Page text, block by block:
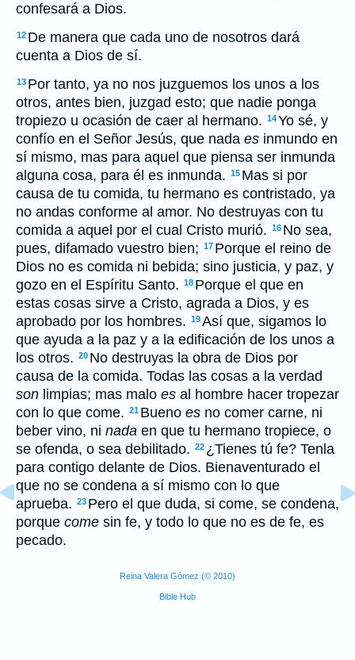
confesará a Dios.
12 De manera que cada uno de nosotros dará
cuenta a Dios de sí.
13 Por tanto, ya no nos juzguemos los unos a los
otros, antes bien, juzgad esto; que nadie ponga
tropiezo u ocasión de caer al hermano. 14Yo sé, y
confío en el Señor Jesús, que nada es inmundo en
sí mismo, mas para aquel que piensa ser inmunda
alguna cosa, para él es inmunda. 15 Mas si por
causa de tu comida, tu hermano es contristado, ya
no andas conforme al amor. No destruyas con tu
comida a aquel por el cual Cristo murió. 16 No sea,
pues, difamado vuestro bien; 17 Porque el reino de
Dios no es comida ni bebida; sino justicia, y paz, y
gozo en el Espíritu Santo. 18 Porque el que en
estas cosas sirve a Cristo, agrada a Dios, y es
aprobado por los hombres. 19Así que, sigamos lo
que ayuda a la paz y a la edificación de los unos a
los otros. 20 No destruyas la obra de Dios por
causa de la comida. Todas las cosas a la verdad
son limpias; mas malo es al hombre hacer tropezar
con lo que come. 21 Bueno es no comer carne, ni
beber vino, ni nada en que tu hermano tropiece, o
se ofenda, o sea debilitado. 22 ¿Tienes tú fe? Tenla
para contigo delante de Dios. Bienaventurado el
que no se condena a sí mismo con lo que
aprueba. 23 Pero el que duda, si come, se condena,
porque come sin fe, y todo lo que no es de fe, es
pecado.
Reina Valera Gómez (© 2010)
Bible Hub